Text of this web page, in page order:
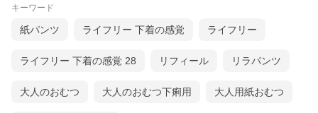
キーワード
紙パンツ ライフリー 下着の感覚 ライフリー
ライフリー 下着の感覚 28 リフィール リラパンツ
大人のおむつ 大人のおむつ下痢用 大人用紙おむつ